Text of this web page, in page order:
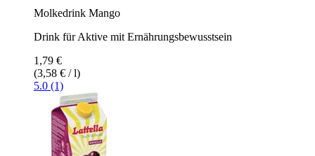
Molkedrink Mango
Drink für Aktive mit Ernährungsbewusstsein
1,79 €
(3,58 € / l)
5.0 (1)